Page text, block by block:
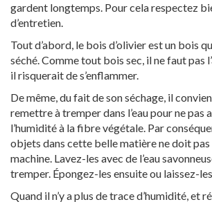
gardent longtemps. Pour cela respectez
d’entretien.
Tout d’abord, le bois d’olivier est un bois
séché. Comme tout bois sec, il ne faut pas
il risquerait de s’enflammer.
De même, du fait de son séchage, il
remettre à tremper dans l’eau pour ne pas
l’humidité à la fibre végétale. Par
objets dans cette belle matière ne doit pas
machine. Lavez-les avec de l’eau
tremper. Épongez-les ensuite ou laissez-
Quand il n’y a plus de trace d’humidité, et